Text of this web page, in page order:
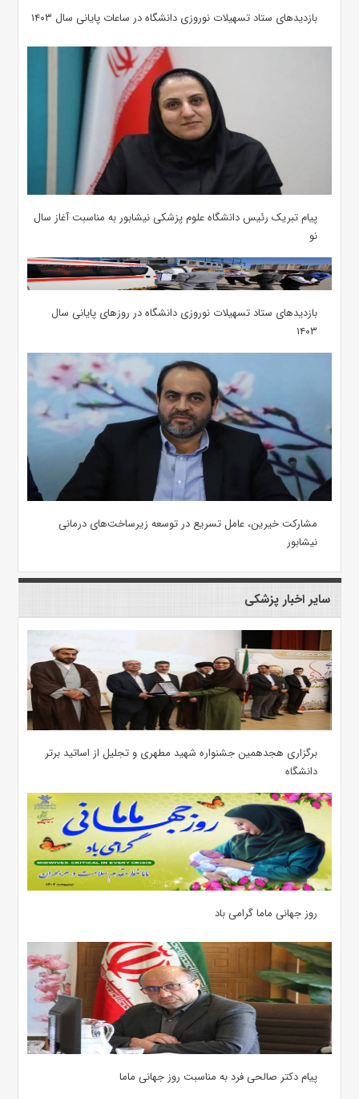
بازدیدهای ستاد تسهیلات نوروزی دانشگاه در ساعات پایانی سال ۱۴۰۳
پیام تبریک رئیس دانشگاه علوم پزشکی نیشابور به مناسبت آغاز سال
نو
بازدیدهای ستاد تسهیلات نوروزی دانشگاه در روزهای پایانی سال
۱۴۰۳
مشارکت خیرین، عامل تسریع در توسعه زیرساخت‌های درمانی
نیشابور
سایر اخبار پزشکی
برگزاری هجدهمین جشنواره شهید مطهری و تجلیل از اساتید برتر
دانشگاه
روز جهانی ماما گرامی باد
پیام دکتر صالحی فرد به مناسبت روز جهانی ماما